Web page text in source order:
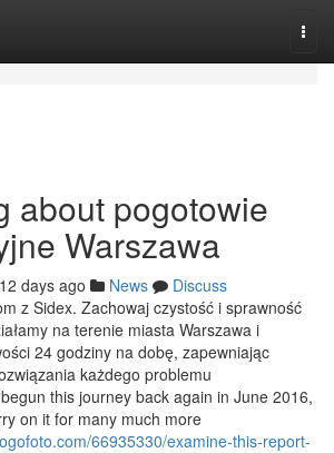
about pogotowie
Warszawa
days ago News
Discuss
z Sidex. Zachowaj czystość i sprawność
na terenie miasta Warszawa i
24 godziny na dobę, zapewniając
każdego problemu
this journey back again in June 2016,
on it for many much more
66935330/examine-this-report-